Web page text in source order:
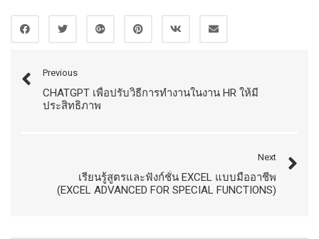
Previous
CHATGPT เพื่อปรับวิธีการทำงานในงาน HR ให้มี
ประสิทธิภาพ
Next
เรียนรู้สูตรและฟังก์ชั่น EXCEL แบบมืออาชีพ
(EXCEL ADVANCED FOR SPECIAL FUNCTIONS)